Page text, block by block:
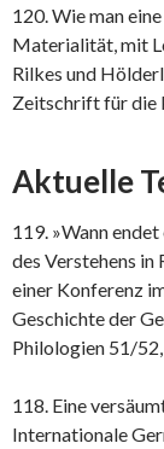
120. Wie man
Materialität, mit
Rilkes und
Zeitschrift für die
Aktuelle
119. »Wann
des Verstehens
einer Konferenz
Geschichte der
Philologien 51/
118. Eine
Internationale